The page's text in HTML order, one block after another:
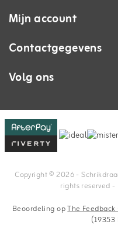
Mijn account
Contactgegevens
Volg ons
Copyright © 2026 -
rights reserved
Beoordeling opThe Feedback